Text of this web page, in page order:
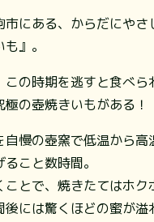
市にある、からだにやさ
』。
この時期を逃すと食べら
極の壺焼きいもがある！
自慢の壺窯で低温から高
こと数時間。
ことで、焼きたてはホク
後には驚くほどの蜜が溢